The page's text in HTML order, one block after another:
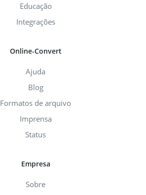
Educação
Integrações
Online-Convert
Ajuda
Blog
Formatos de arquivo
Imprensa
Status
Empresa
Sobre